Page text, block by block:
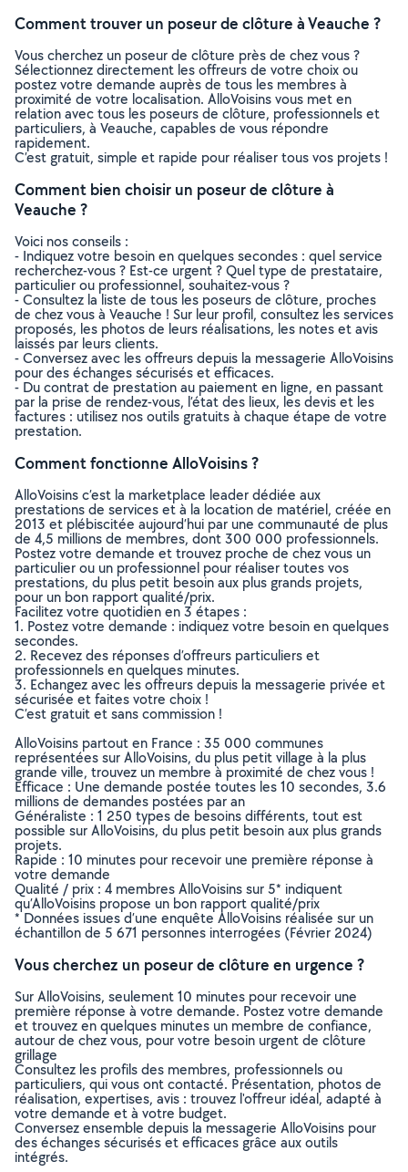
Comment trouver un poseur de clôture à Veauche ?
Vous cherchez un poseur de clôture près de chez vous ?
Sélectionnez directement les offreurs de votre choix ou
postez votre demande auprès de tous les membres à
proximité de votre localisation. AlloVoisins vous met en
relation avec tous les poseurs de clôture, professionnels et
particuliers, à Veauche, capables de vous répondre
rapidement.
C’est gratuit, simple et rapide pour réaliser tous vos projets !
Comment bien choisir un poseur de clôture à
Veauche ?
Voici nos conseils :
- Indiquez votre besoin en quelques secondes : quel service
recherchez-vous ? Est-ce urgent ? Quel type de prestataire,
particulier ou professionnel, souhaitez-vous ?
- Consultez la liste de tous les poseurs de clôture, proches
de chez vous à Veauche ! Sur leur profil, consultez les services
proposés, les photos de leurs réalisations, les notes et avis
laissés par leurs clients.
- Conversez avec les offreurs depuis la messagerie AlloVoisins
pour des échanges sécurisés et efficaces.
- Du contrat de prestation au paiement en ligne, en passant
par la prise de rendez-vous, l’état des lieux, les devis et les
factures : utilisez nos outils gratuits à chaque étape de votre
prestation.
Comment fonctionne AlloVoisins ?
AlloVoisins c’est la marketplace leader dédiée aux
prestations de services et à la location de matériel, créée en
2013 et plébiscitée aujourd’hui par une communauté de plus
de 4,5 millions de membres, dont 300 000 professionnels.
Postez votre demande et trouvez proche de chez vous un
particulier ou un professionnel pour réaliser toutes vos
prestations, du plus petit besoin aux plus grands projets,
pour un bon rapport qualité/prix.
Facilitez votre quotidien en 3 étapes :
1. Postez votre demande : indiquez votre besoin en quelques
secondes.
2. Recevez des réponses d’offreurs particuliers et
professionnels en quelques minutes.
3. Echangez avec les offreurs depuis la messagerie privée et
sécurisée et faites votre choix !
C’est gratuit et sans commission !
AlloVoisins partout en France : 35 000 communes
représentées sur AlloVoisins, du plus petit village à la plus
grande ville, trouvez un membre à proximité de chez vous !
Efficace : Une demande postée toutes les 10 secondes, 3.6
millions de demandes postées par an
Généraliste : 1 250 types de besoins différents, tout est
possible sur AlloVoisins, du plus petit besoin aux plus grands
projets.
Rapide : 10 minutes pour recevoir une première réponse à
votre demande
Qualité / prix : 4 membres AlloVoisins sur 5* indiquent
qu’AlloVoisins propose un bon rapport qualité/prix
* Données issues d’une enquête AlloVoisins réalisée sur un
échantillon de 5 671 personnes interrogées (Février 2024)
Vous cherchez un poseur de clôture en urgence ?
Sur AlloVoisins, seulement 10 minutes pour recevoir une
première réponse à votre demande. Postez votre demande
et trouvez en quelques minutes un membre de confiance,
autour de chez vous, pour votre besoin urgent de clôture
grillage
Consultez les profils des membres, professionnels ou
particuliers, qui vous ont contacté. Présentation, photos de
réalisation, expertises, avis : trouvez l'offreur idéal, adapté à
votre demande et à votre budget.
Conversez ensemble depuis la messagerie AlloVoisins pour
des échanges sécurisés et efficaces grâce aux outils
intégrés.